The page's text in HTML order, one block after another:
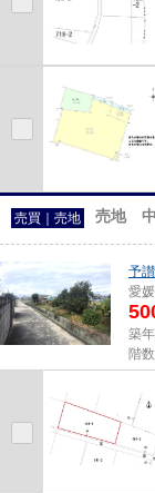
売買｜売地 売地
予
愛
築
階